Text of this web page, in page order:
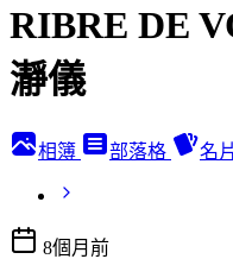
RIBRE DE
瀞儀
相簿 部落格 名片
8個月前